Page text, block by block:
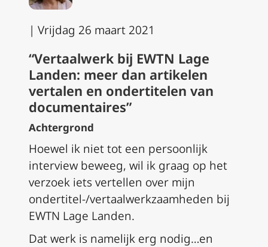
| Vrijdag 26 maart 2021
“Vertaalwerk bij EWTN Lage
Landen: meer dan artikelen
vertalen en ondertitelen van
documentaires”
Achtergrond
Hoewel ik niet tot een persoonlijk
interview beweeg, wil ik graag op het
verzoek iets vertellen over mijn
ondertitel-/vertaalwerkzaamheden bij
EWTN Lage Landen.
Dat werk is namelijk erg nodig…en